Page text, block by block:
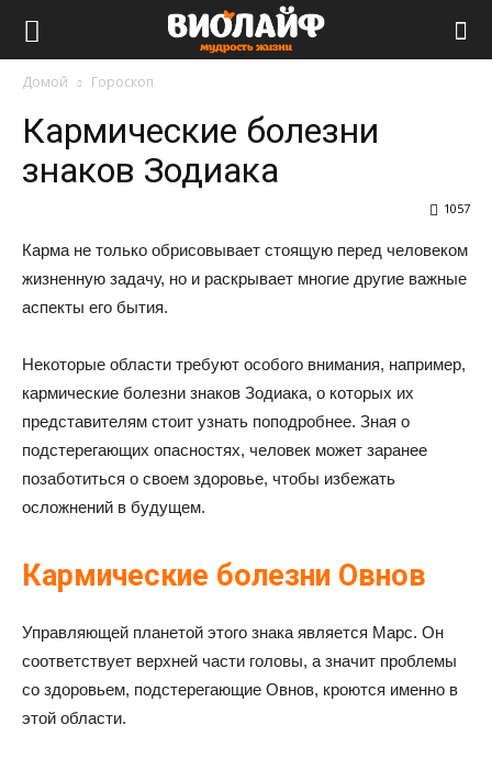
Домой Гороскоп
Кармические болезни
знаков Зодиака
1057
Карма не только обрисовывает стоящую перед человеком
жизненную задачу, но и раскрывает многие другие важные
аспекты его бытия.
Некоторые области требуют особого внимания, например,
кармические болезни знаков Зодиака, о которых их
представителям стоит узнать поподробнее. Зная о
подстерегающих опасностях, человек может заранее
позаботиться о своем здоровье, чтобы избежать
осложнений в будущем.
Кармические болезни Овнов
Управляющей планетой этого знака является Марс. Он
соответствует верхней части головы, а значит проблемы
со здоровьем, подстерегающие Овнов, кроются именно в
этой области.